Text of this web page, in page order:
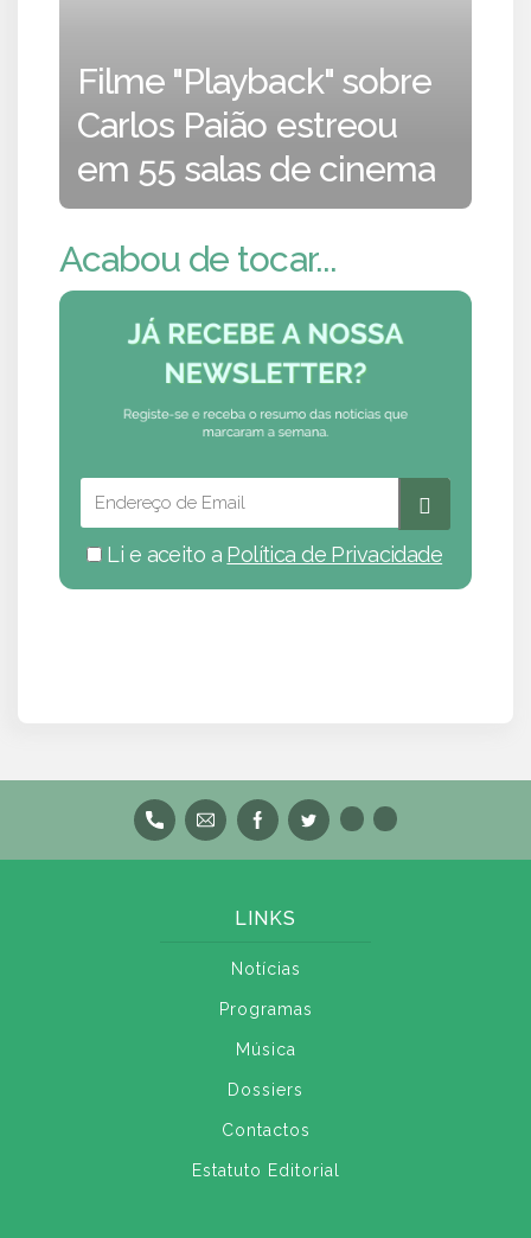
Filme "Playback" sobre
Carlos Paião estreou
em 55 salas de cinema
Acabou de tocar...
Li e aceito a Política de Privacidade
LINKS
Notícias
Programas
Música
Dossiers
Contactos
Estatuto Editorial